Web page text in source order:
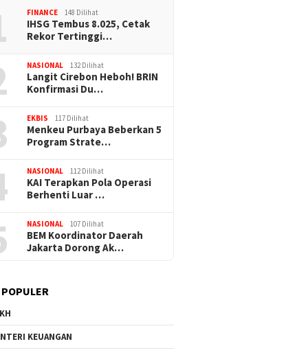
Emas 2045:
Dorong
Harbour Road II Ancol–
FINANCE 148 Dilihat
IHSG Tembus 8.025, Cetak
Rekor Tertinggi…
NASIONAL 132 Dilihat
Langit Cirebon Heboh! BRIN
Konfirmasi Du…
EKBIS 117 Dilihat
Menkeu Purbaya Beberkan 5
Program Strate…
NASIONAL 112 Dilihat
KAI Terapkan Pola Operasi
Berhenti Luar …
NASIONAL 107 Dilihat
BEM Koordinator Daerah
Jakarta Dorong Ak…
KEUANGAN